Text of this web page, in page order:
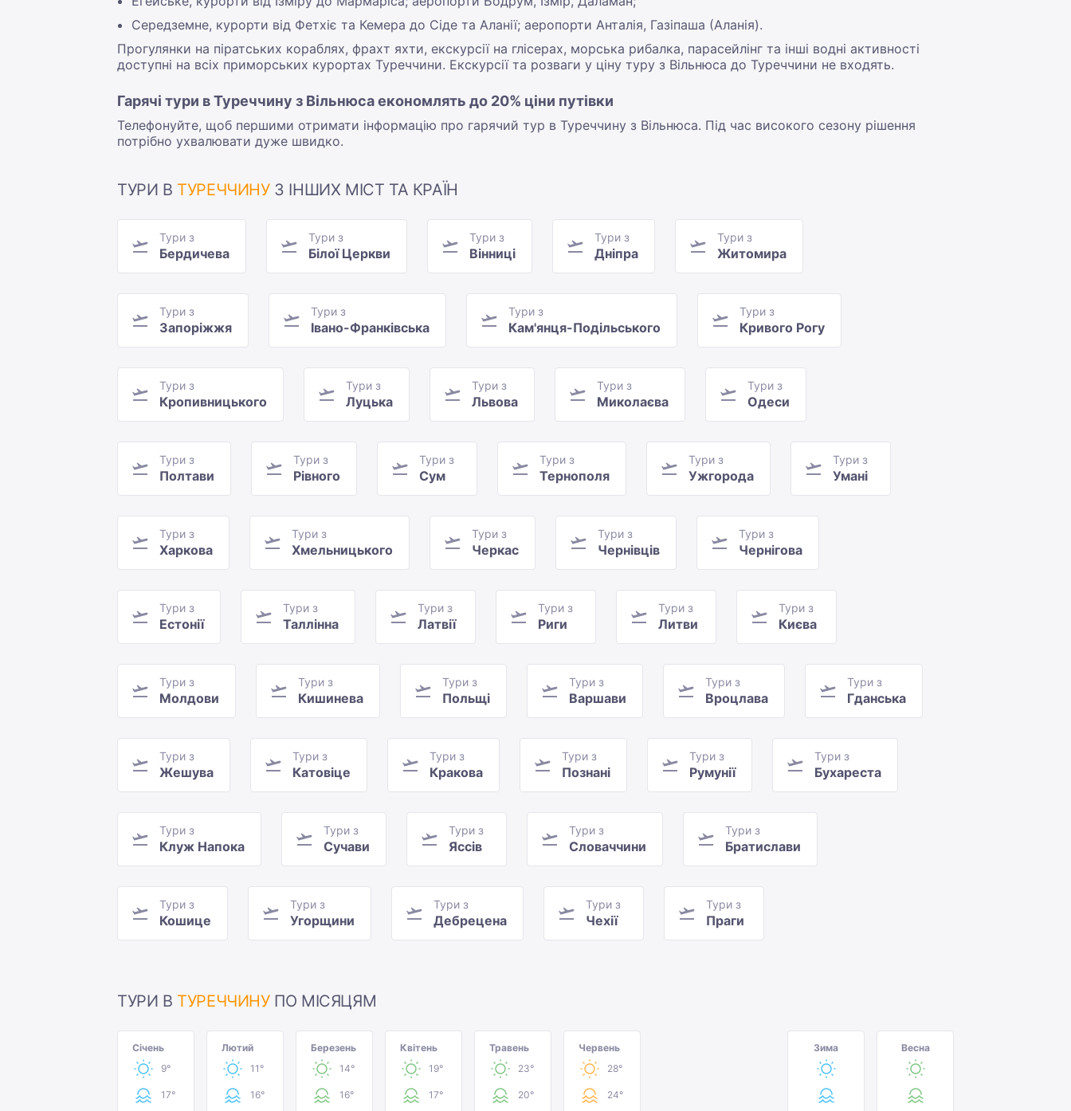
Середземне, курорти від Фетхіє та Кемера до Сіде та Аланії; аеропорти Анталія, Газіпаша (Аланія).
Прогулянки на піратських кораблях, фрахт яхти, екскурсії на глісерах, морська рибалка, парасейлінг та інші водні активності
доступні на всіх приморських курортах Туреччини. Екскурсії та розваги у ціну туру з Вільнюса до Туреччини не входять.
Гарячі тури в Туреччину з Вільнюса економлять до 20% ціни путівки
Телефонуйте, щоб першими отримати інформацію про гарячий тур в Туреччину з Вільнюса. Під час високого сезону рішення
потрібно ухвалювати дуже швидко.
ТУРИ В ТУРЕЧЧИНУЗ ІНШИХ МІСТ ТА КРАЇН
Тури з
Бердичева
Тури з
Білої Церкви
Тури з
Вінниці
Тури з
Дніпра
Тури з
Житомира
Тури з
Запоріжжя
Тури з
Івано-Франківська
Тури з
Кам'янця-Подільського
Тури з
Кривого Рогу
Тури з
Кропивницького
Тури з
Луцька
Тури з
Львова
Тури з
Миколаєва
Тури з
Одеси
Тури з
Полтави
Тури з
Рівного
Тури з
Сум
Тури з
Тернополя
Тури з
Ужгорода
Тури з
Умані
Тури з
Харкова
Тури з
Хмельницького
Тури з
Черкас
Тури з
Чернівців
Тури з
Чернігова
Тури з
Естонії
Тури з
Таллінна
Тури з
Латвії
Тури з
Риги
Тури з
Литви
Тури з
Києва
Тури з
Молдови
Тури з
Кишинева
Тури з
Польщі
Тури з
Варшави
Тури з
Вроцлава
Тури з
Гданська
Тури з
Жешува
Тури з
Катовіце
Тури з
Кракова
Тури з
Познані
Тури з
Румунії
Тури з
Бухареста
Тури з
Клуж Напока
Тури з
Сучави
Тури з
Яссів
Тури з
Словаччини
Тури з
Братислави
Тури з
Кошице
Тури з
Угорщини
Тури з
Дебрецена
Тури з
Чехії
Тури з
Праги
ТУРИ В ТУРЕЧЧИНУПО МІСЯЦЯМ
Січень
9°
17°
Лютий
11°
16°
Березень
14°
16°
Квітень
19°
17°
Травень
23°
20°
Червень
28°
24°
Зима Весна